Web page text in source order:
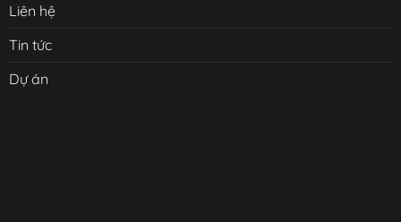
Liên hệ
Tin tức
Dự án